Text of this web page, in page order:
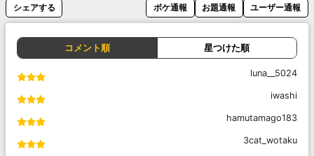
シェアする ボケ通報 お題通報 ユーザー通報
コメント順 星つけた順
luna__5024
iwashi
hamutamago183
3cat_wotaku